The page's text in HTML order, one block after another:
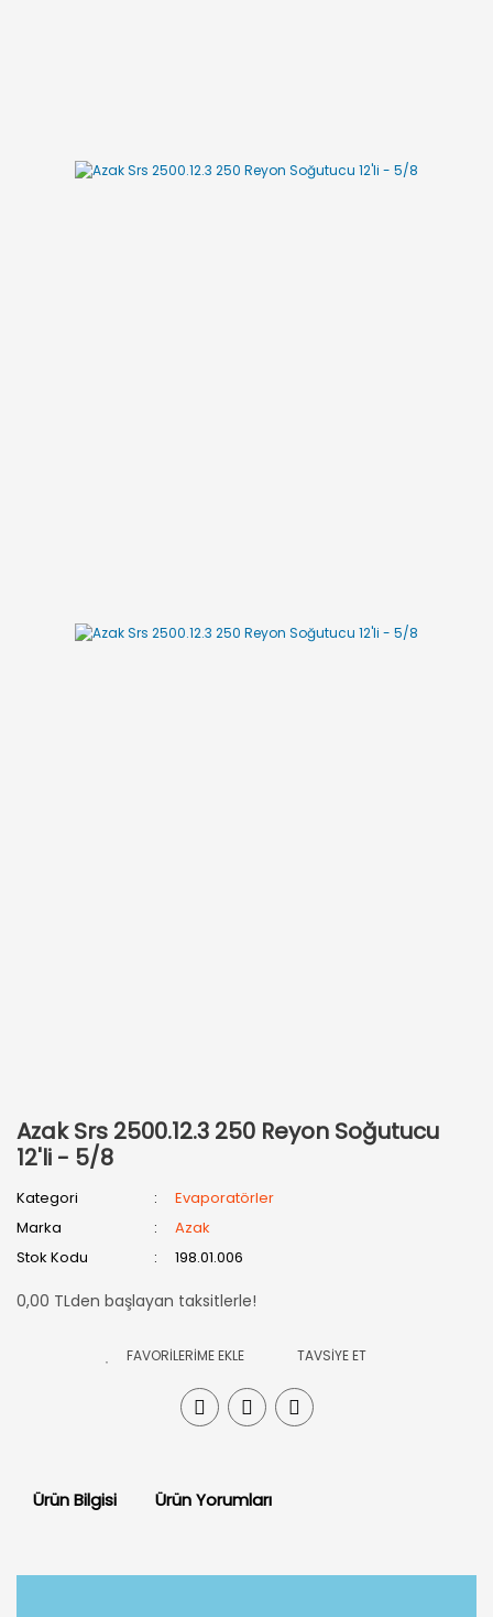
Azak Srs 2500.12.3 250 Reyon Soğutucu
12'li - 5/8
Kategori
Evaporatörler
Marka
Azak
Stok Kodu
198.01.006
0,00 TLden başlayan taksitlerle!
TAVSİYE ET
Ürün Bilgisi Ürün Yorumları